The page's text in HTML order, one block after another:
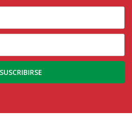
SUSCRIBIRSE